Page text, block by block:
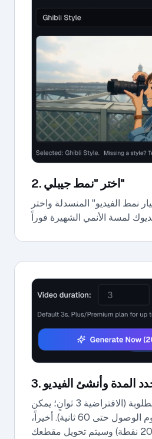
2. اختر "نمط جيبلي"
نمط الفيديو" المنسدلة واختر
حدد المدة وأنشئ الفيديو
حدد مدة الفيديو المطلوبة (الافتراضية 3 ثوانٍ؛ يمكن
لمستخدمي البريميوم الوصول حتى 60 ثانية). أخيراً،
اضغط "أنشئ الآن" (20 نقطة) وسيتم تحويل مقطعك